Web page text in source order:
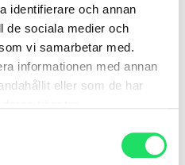
identifierare och annan
de sociala medier och
vi samarbetar med.
informationen med annan
eller som de har